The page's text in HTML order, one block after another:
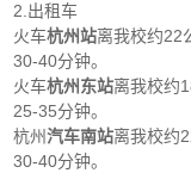
2.出租车
火车杭州站离我校约22
30-40分钟。
火车杭州东站离我校约
25-35分钟。
杭州汽车南站离我校约
30-40分钟。